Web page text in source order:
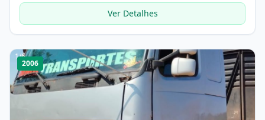
Ver Detalhes
1/6
2006